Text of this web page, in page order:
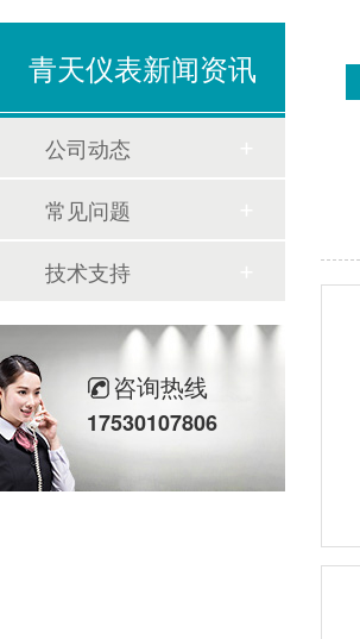
青天仪表新闻资讯
公司动态
常见问题
技术支持
咨询热线
17530107806